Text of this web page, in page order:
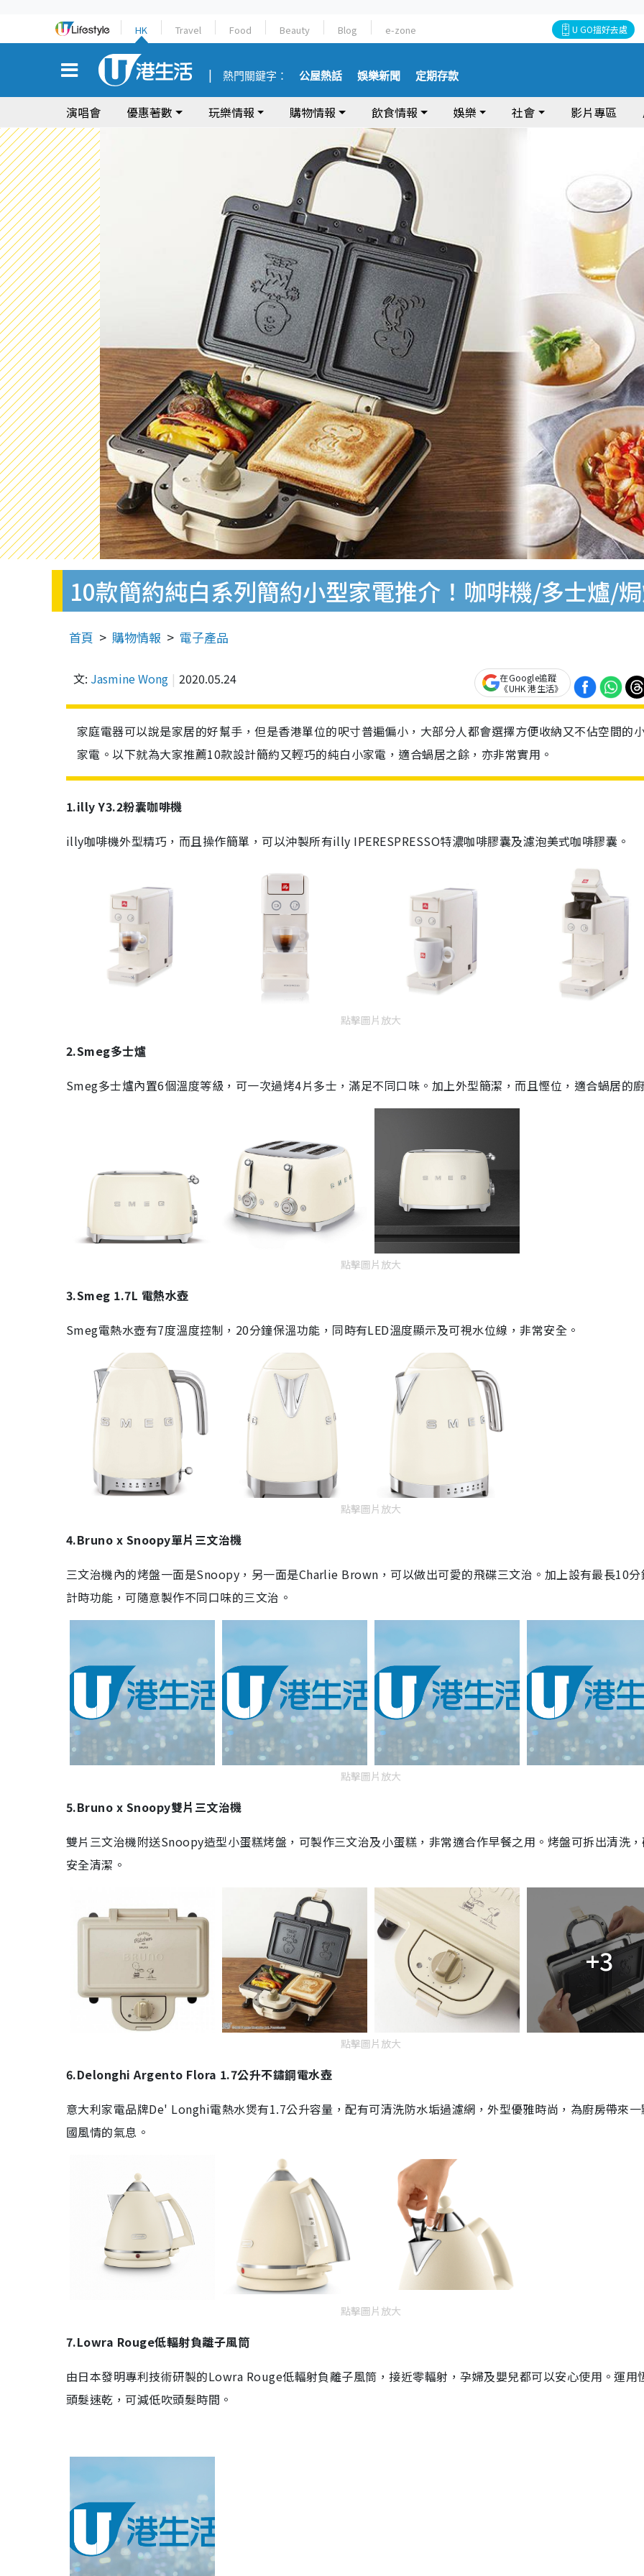
HK Travel Food Beauty Blog e-zone U GO搵好去處
熱門關鍵字： 公屋熱話 娛樂新聞 定期存款
演唱會 優惠著數 玩樂情報 購物情報 飲食情報 娛樂 社會 影片專區
10款簡約純白系列簡約小型家電推介！咖啡機/多士爐/
首頁 購物情報 電子產品
文: Jasmine Wong 2020.05.24
在Google追蹤
《UHK 港生活》
家庭電器可以說是家居的好幫手，但是香港單位的呎寸普遍偏小，大部分人都會選擇方便收納又不佔空間的
家電。以下就為大家推薦10款設計簡約又輕巧的純白小家電，適合蝸居之餘，亦非常實用。
1.illy Y3.2粉囊咖啡機
illy咖啡機外型精巧，而且操作簡單，可以沖製所有illy IPERESPRESSO特濃咖啡膠囊及濾泡美式咖啡膠囊。
點擊圖片放大
2.Smeg多士爐
Smeg多士爐內置6個溫度等級，可一次過烤4片多士，滿足不同口味。加上外型簡潔，而且慳位，適合蝸居的
點擊圖片放大
3.Smeg 1.7L 電熱水壺
Smeg電熱水壺有7度溫度控制， 20分鐘保溫功能，同時有LED溫度顯示及可視水位線，非常安全。
點擊圖片放大
4.Bruno x Snoopy單片三文治機
三文治機內的烤盤一面是Snoopy ，另一面是Charlie Brown ，可以做出可愛的飛碟三文治。加上設有最長10
計時功能，可隨意製作不同口味的三文治。
點擊圖片放大
5.Bruno x Snoopy雙片三文治機
雙片三文治機附送Snoopy造型小蛋糕烤盤，可製作三文治及小蛋糕，非常適合作早餐之用。烤盤可拆出清洗
安全清潔。
+3
點擊圖片放大
6.Delonghi Argento Flora 1.7公升不鏽鋼電水壺
意大利家電品牌De' Longhi電熱水煲有1.7公升容量，配有可清洗防水垢過濾網，外型優雅時尚，為廚房帶來
國風情的氣息。
點擊圖片放大
7.Lowra Rouge低輻射負離子風筒
由日本發明專利技術研製的Lowra Rouge低輻射負離子風筒，接近零輻射，孕婦及嬰兒都可以安心使用。運用
頭髮速乾，可減低吹頭髮時間。